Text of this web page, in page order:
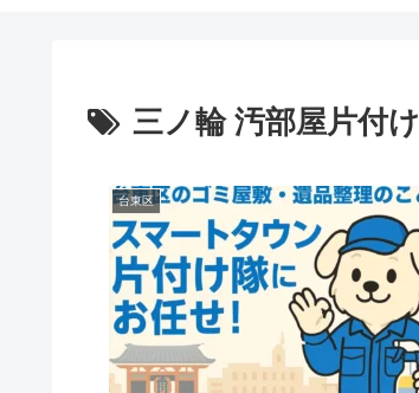
三ノ輪 汚部屋片付け
台東区